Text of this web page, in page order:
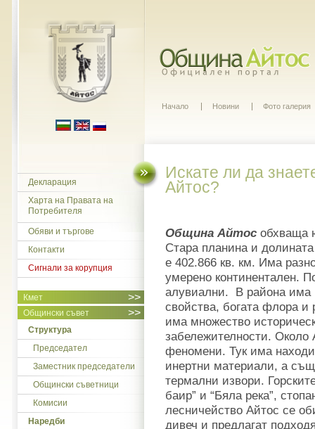
Декларация
Харта на Правата на
Потребителя
Обяви и търгове
Контакти
Сигнали за корупция
>>
Кмет
>>
Общински съвет
Структура
Председател
Заместник председатели
Общински съветници
Комисии
Наредби
Начало Новини Фото галерия
Искате ли да
Айтос?
Община Айтос обхваща
Стара планина и
е 402.866 кв. км. Има
умерено континентален.
алувиални. В района има
свойства, богата флора
има множество
забележителности.
феномени. Тук има
инертни материали, а
термални извори.
баир” и “Бяла река”,
лесничейство Айтос се
дивеч и предлагат